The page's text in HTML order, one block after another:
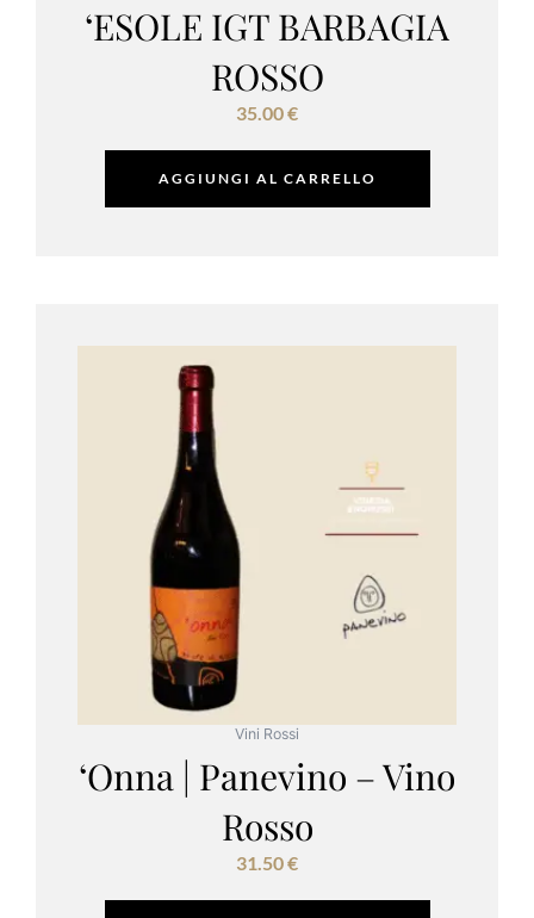
‘ESOLE IGT BARBAGIA
ROSSO
35.00€
AGGIUNGI AL CARRELLO
Vini Rossi
‘Onna | Panevino – Vino
Rosso
31.50€